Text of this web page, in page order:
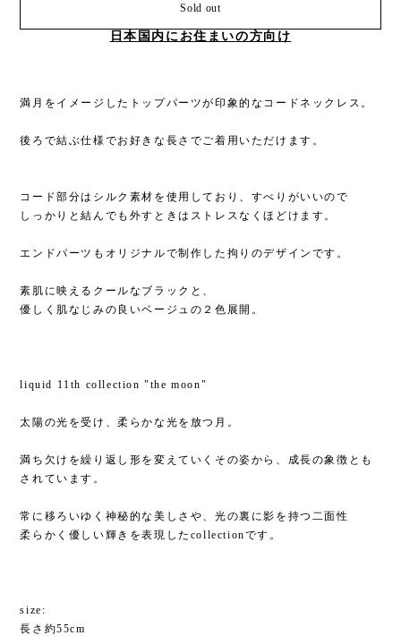
Sold out
日本国内にお住まいの方向け
満月をイメージしたトップパーツが印象的なコードネックレス。
後ろで結ぶ仕様でお好きな長さでご着用いただけます。
コード部分はシルク素材を使用しており、すべりがいいので
しっかりと結んでも外すときはストレスなくほどけます。
エンドパーツもオリジナルで制作した拘りのデザインです。
素肌に映えるクールなブラックと、
優しく肌なじみの良いベージュの２色展開。
liquid 11th collection "the moon"
太陽の光を受け、柔らかな光を放つ月。
満ち欠けを繰り返し形を変えていくその姿から、成長の象徴とも
されています。
常に移ろいゆく神秘的な美しさや、光の裏に影を持つ二面性
柔らかく優しい輝きを表現したcollectionです。
size:
長さ約55cm